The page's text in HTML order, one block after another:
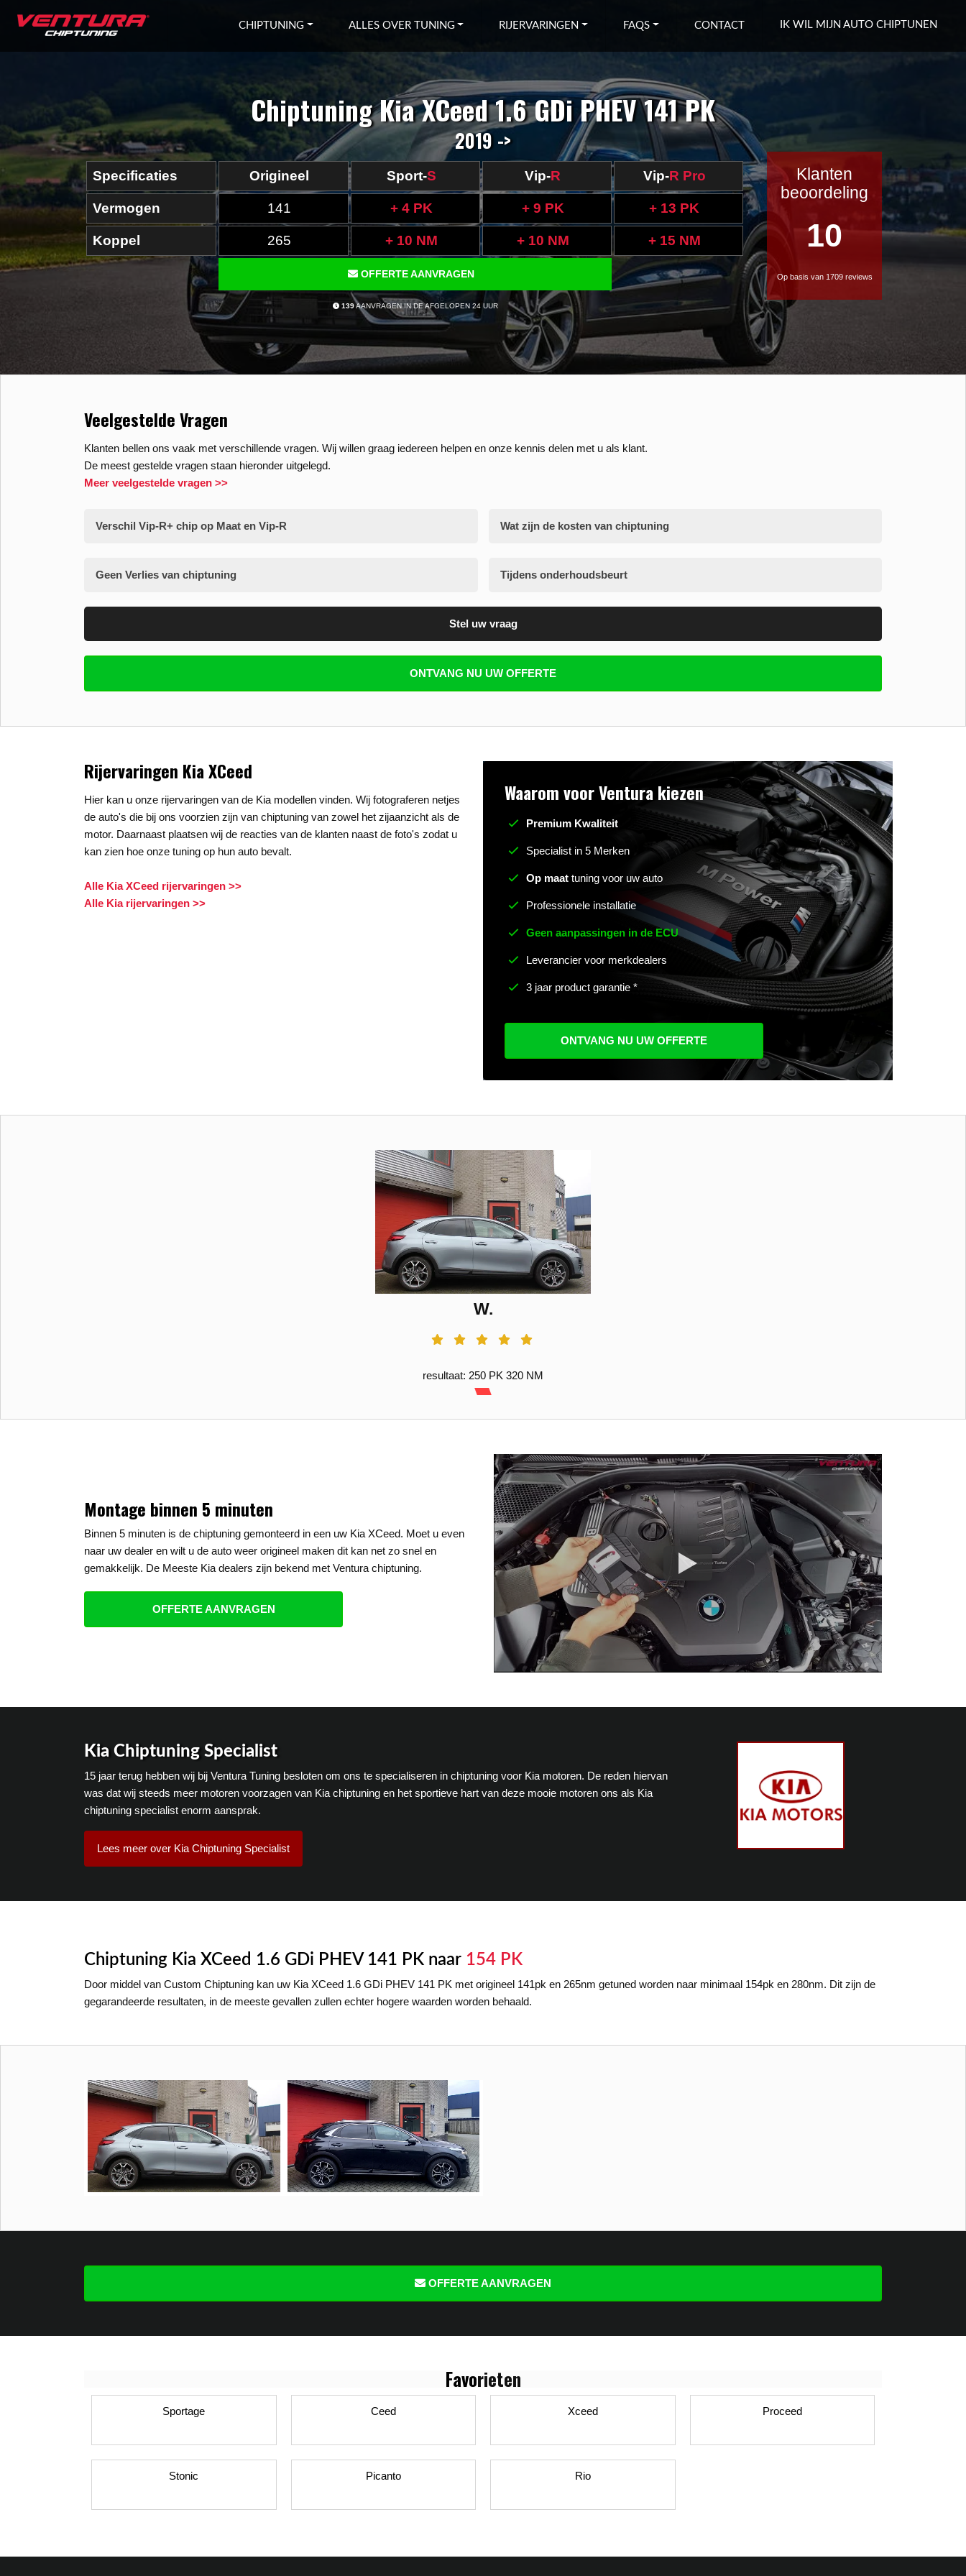
CHIPTUNING ALLES OVER TUNING RIJERVARINGEN FAQS CONTACT IK WIL MIJN AUTO CHIPTUNEN
Chiptuning Kia XCeed 1.6 GDi PHEV 141 PK
2019 ->
Specificaties Origineel Sport-S Vip-R Vip-R Pro
Vermogen 141 + 4 PK + 9 PK + 13 PK
Koppel 265 + 10 NM + 10 NM + 15 NM
OFFERTE AANVRAGEN
139AANVRAGEN IN DE AFGELOPEN 24 UUR
Klanten
beoordeling
10
Op basis van 1709 reviews
Veelgestelde Vragen
Klanten bellen ons vaak met verschillende vragen. Wij willen graag iedereen helpen en onze kennis delen met u als klant.
De meest gestelde vragen staan hieronder uitgelegd.
Meer veelgestelde vragen >>
Verschil Vip-R+ chip op Maat en Vip-R
Geen Verlies van chiptuning
Wat zijn de kosten van chiptuning
Tijdens onderhoudsbeurt
Stel uw vraag
E-mail*
ONTVANG NU UW OFFERTE
Rijervaringen Kia XCeed
Hier kan u onze rijervaringen van de Kia modellen vinden. Wij fotograferen netjes
de auto's die bij ons voorzien zijn van chiptuning van zowel het zijaanzicht als de
motor. Daarnaast plaatsen wij de reacties van de klanten naast de foto's zodat u
kan zien hoe onze tuning op hun auto bevalt.
Alle Kia XCeed rijervaringen >>
Alle Kia rijervaringen >>
Waarom voor Ventura kiezen
Premium Kwaliteit
Specialist in 5 Merken
Op maat tuning voor uw auto
Professionele installatie
Geen aanpassingen in de ECU
Leverancier voor merkdealers
3 jaar product garantie *
ONTVANG NU UW OFFERTE
W.
resultaat: 250 PK 320 NM
Montage binnen 5 minuten
Binnen 5 minuten is de chiptuning gemonteerd in een uw Kia XCeed. Moet u even
naar uw dealer en wilt u de auto weer origineel maken dit kan net zo snel en
gemakkelijk. De Meeste Kia dealers zijn bekend met Ventura chiptuning.
OFFERTE AANVRAGEN
Kia Chiptuning Specialist
15 jaar terug hebben wij bij Ventura Tuning besloten om ons te specialiseren in chiptuning voor Kia motoren. De reden hiervan
was dat wij steeds meer motoren voorzagen van Kia chiptuning en het sportieve hart van deze mooie motoren ons als Kia
chiptuning specialist enorm aansprak.
Lees meer over Kia Chiptuning Specialist
Chiptuning Kia XCeed 1.6 GDi PHEV 141 PK naar 154 PK
Door middel van Custom Chiptuning kan uw Kia XCeed 1.6 GDi PHEV 141 PK met origineel 141pk en 265nm getuned worden naar minimaal 154pk en 280nm. Dit zijn de
gegarandeerde resultaten, in de meeste gevallen zullen echter hogere waarden worden behaald.
OFFERTE AANVRAGEN
Favorieten
Sportage Ceed Xceed Proceed
Stonic Picanto Rio